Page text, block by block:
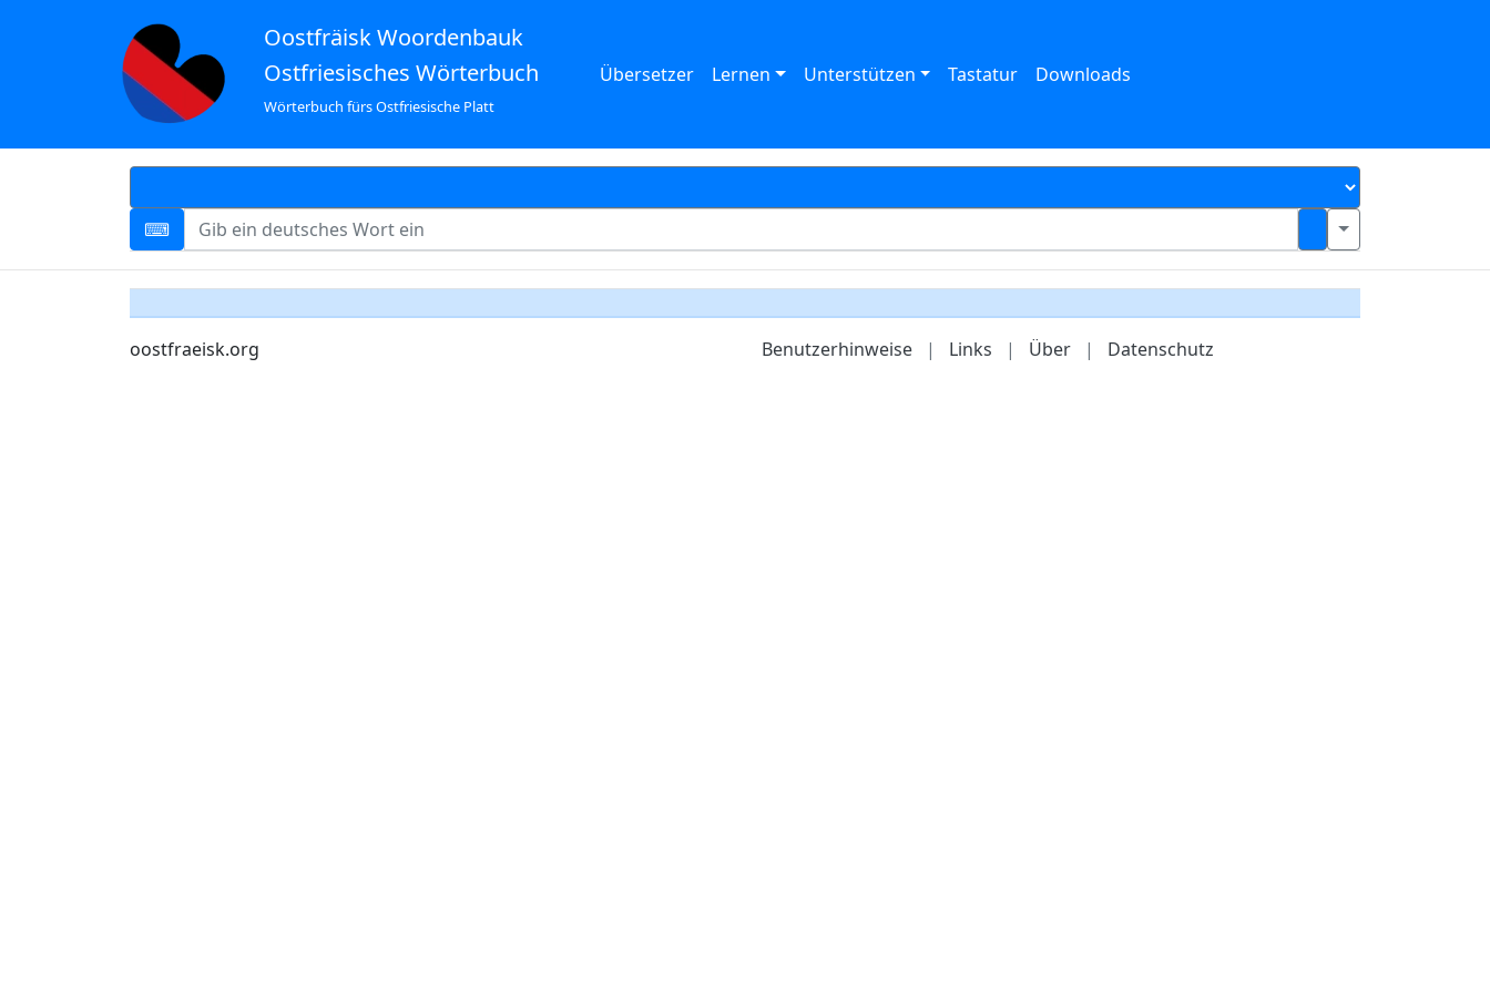
Oostfräisk Woordenbauk
Ostfriesisches Wörterbuch
Wörterbuch fürs Ostfriesische Platt
Übersetzer Lernen Unterstützen Tastatur Downloads
oostfraeisk.org Benutzerhinweise | Links | Über | Datenschutz